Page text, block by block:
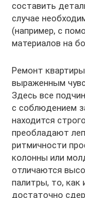
составить
случае
(например, с
материалов на
Ремонт
выраженным
Здесь все
с соблюдением
находится
преобладают
ритмичности
колонны или
отличаются
палитры, то, как
достаточно